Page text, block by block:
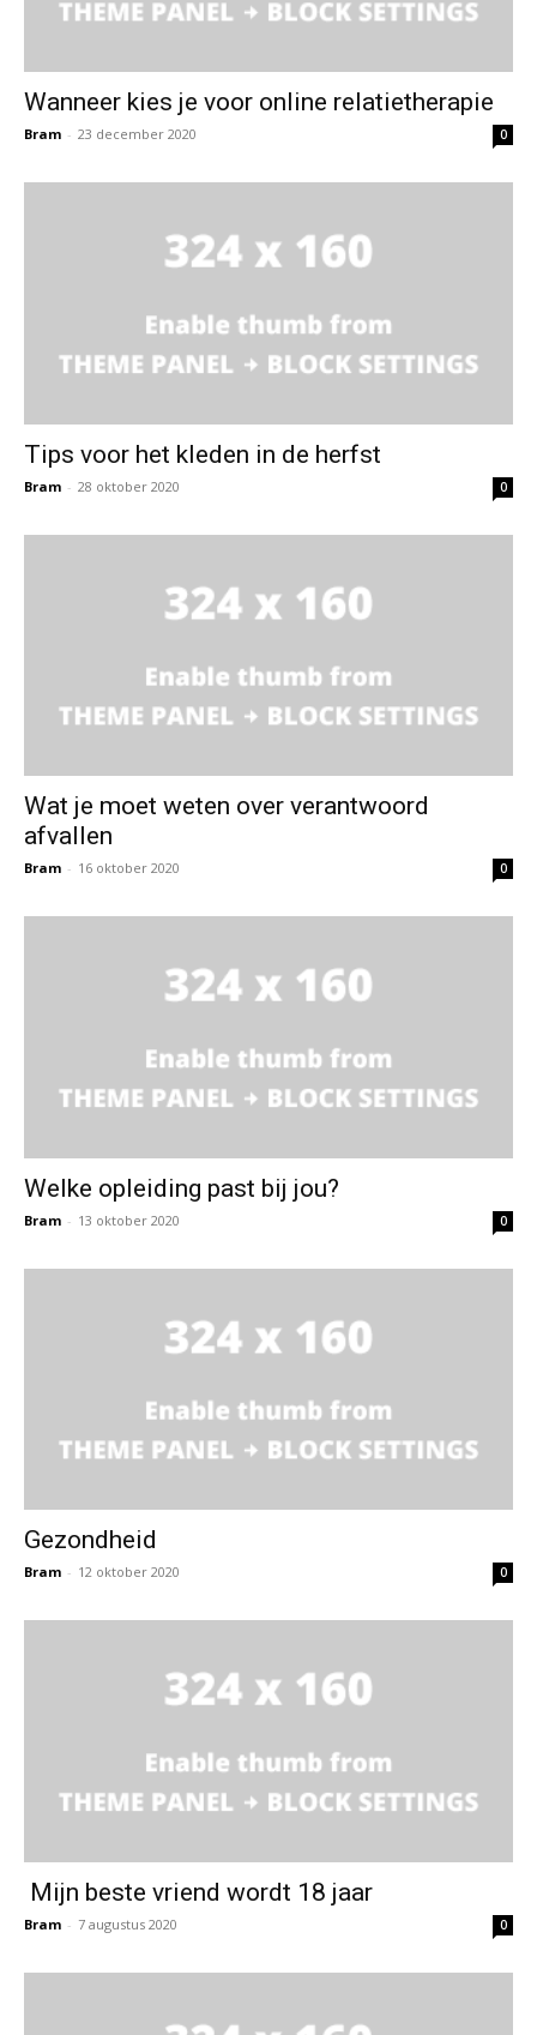
Wanneer kies je voor online relatietherapie
Bram - 23 december 2020 0
Tips voor het kleden in de herfst
Bram - 28 oktober 2020 0
Wat je moet weten over verantwoord
afvallen
Bram - 16 oktober 2020 0
Welke opleiding past bij jou?
Bram - 13 oktober 2020 0
Gezondheid
Bram - 12 oktober 2020 0
Mijn beste vriend wordt 18 jaar
Bram - 7 augustus 2020 0